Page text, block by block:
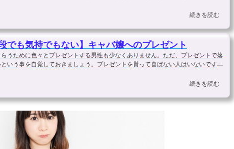
続きを読む
でも気持でもない】キャバ嬢へのプレゼント
うために色々とプレゼントする男性も少なくありません。ただ、プレゼントで落
いう事を自覚しておきましょう。プレゼントを貰って喜ばない人はいないです。
続きを読む